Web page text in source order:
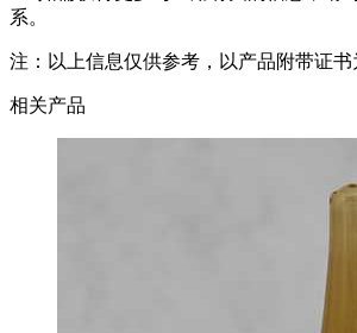
系。
注：以上信息仅供参考，以产品附带证书
相关产品